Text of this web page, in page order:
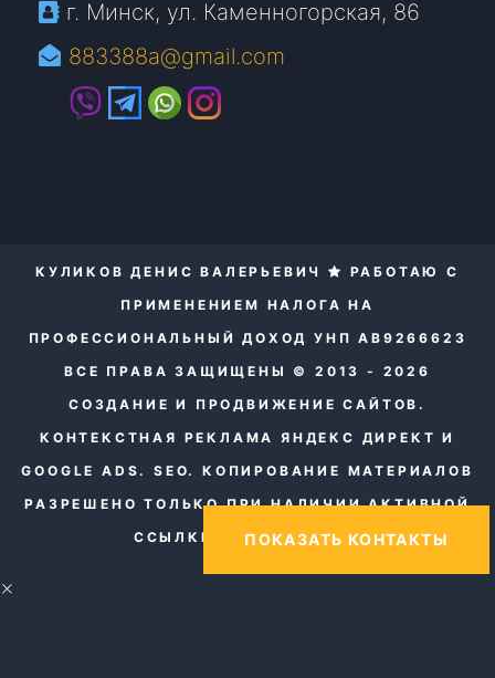
г. Минск, ул. Каменногорская, 86
883388a@gmail.com
КУЛИКОВ ДЕНИС ВАЛЕРЬЕВИЧ
РАБОТАЮ С
ПРИМЕНЕНИЕМ НАЛОГА НА
ПРОФЕССИОНАЛЬНЫЙ ДОХОД УНП AB9266623
ВСЕ ПРАВА ЗАЩИЩЕНЫ © 2013 - 2026
СОЗДАНИЕ И ПРОДВИЖЕНИЕ САЙТОВ.
КОНТЕКСТНАЯ РЕКЛАМА ЯНДЕКС ДИРЕКТ И
GOOGLE ADS. SEO. КОПИРОВАНИЕ МАТЕРИАЛОВ
РАЗРЕШЕНО ТОЛЬКО ПРИ НАЛИЧИИ АКТИВНОЙ
ССЫЛКИ НА НАШ САЙТ.
ПОКАЗАТЬ КОНТАКТЫ
×